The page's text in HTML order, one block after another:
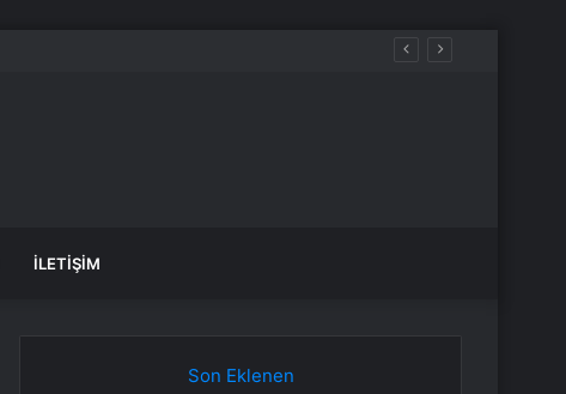
İLETIŞIM
Son Eklenen